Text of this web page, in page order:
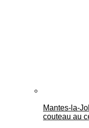
Mantes-la-
couteau au